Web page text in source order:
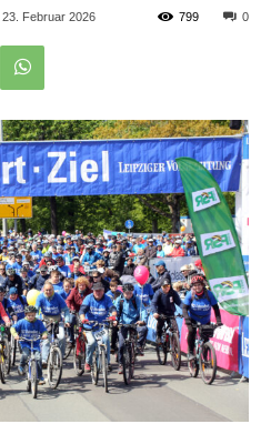
23. Februar 2026 0
799